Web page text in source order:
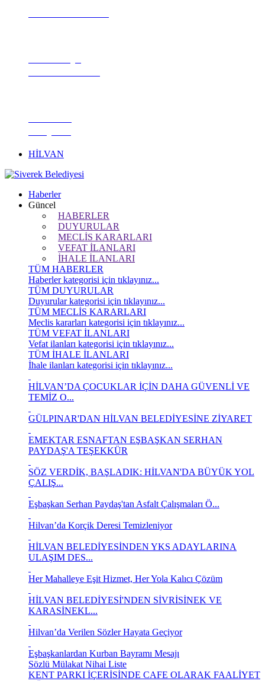
HİLVAN
Haberler
Güncel
HABERLER
DUYURULAR
MECLİS KARARLARI
VEFAT İLANLARI
İHALE İLANLARI
TÜM HABERLER
Haberler kategorisi için tıklayınız...
TÜM DUYURULAR
Duyurular kategorisi için tıklayınız...
TÜM MECLİS KARARLARI
Meclis kararları kategorisi için tıklayınız...
TÜM VEFAT İLANLARI
Vefat ilanları kategorisi için tıklayınız...
TÜM İHALE İLANLARI
İhale ilanları kategorisi için tıklayınız...
HİLVAN’DA ÇOCUKLAR İÇİN DAHA GÜVENLİ VE
TEMİZ O...
GÜLPINAR'DAN HİLVAN BELEDİYESİNE ZİYARET
EMEKTAR ESNAFTAN EŞBAŞKAN SERHAN
PAYDAŞ'A TEŞEKKÜR
SÖZ VERDİK, BAŞLADIK: HİLVAN'DA BÜYÜK YOL
ÇALIŞ...
Eşbaşkan Serhan Paydaş'tan Asfalt Çalışmaları Ö...
Hilvan’da Korçik Deresi Temizleniyor
HİLVAN BELEDİYESİNDEN YKS ADAYLARINA
ULAŞIM DES...
Her Mahalleye Eşit Hizmet, Her Yola Kalıcı Çözüm
HİLVAN BELEDİYESİ'NDEN SİVRİSİNEK VE
KARASİNEKL...
Hilvan’da Verilen Sözler Hayata Geçiyor
Eşbaşkanlardan Kurban Bayramı Mesajı
Sözlü Mülakat Nihai Liste
KENT PARKI İÇERİSİNDE CAFE OLARAK FAALİYET